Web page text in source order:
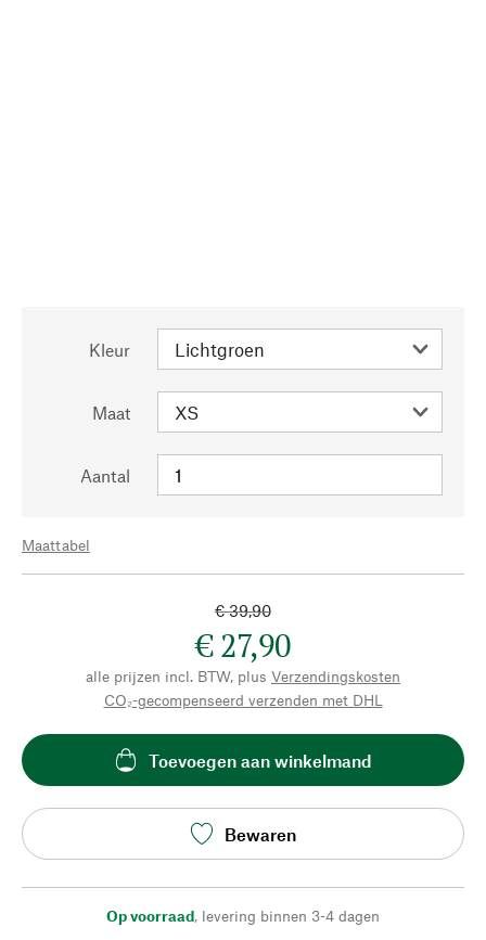
Kleur
Maat
Aantal
Maattabel
€ 39,90
€ 27,90
alle prijzen incl. BTW, plus Verzendingskosten
CO₂-gecompenseerd verzenden met DHL
Toevoegen aan winkelmand
Bewaren
Op voorraad, levering binnen 3-4 dagen